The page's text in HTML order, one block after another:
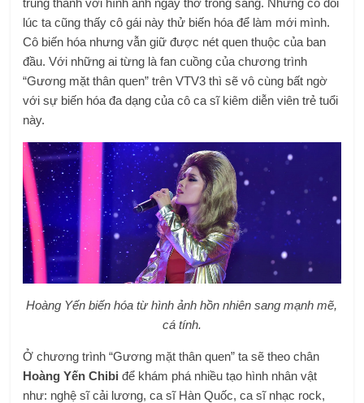
trung thành với hình ảnh ngây thơ trong sáng. Nhưng có đôi
lúc ta cũng thấy cô gái này thử biến hóa để làm mới mình.
Cô biến hóa nhưng vẫn giữ được nét quen thuộc của ban
đầu. Với những ai từng là fan cuồng của chương trình
“Gương mặt thân quen” trên VTV3 thì sẽ vô cùng bất ngờ
với sự biến hóa đa dạng của cô ca sĩ kiêm diễn viên trẻ tuổi
này.
Hoàng Yến biến hóa từ hình ảnh hồn nhiên sang mạnh mẽ,
cá tính.
Ở chương trình “Gương mặt thân quen” ta sẽ theo chân
Hoàng Yến Chibiđể khám phá nhiều tạo hình nhân vật
như: nghệ sĩ cải lương, ca sĩ Hàn Quốc, ca sĩ nhạc rock,